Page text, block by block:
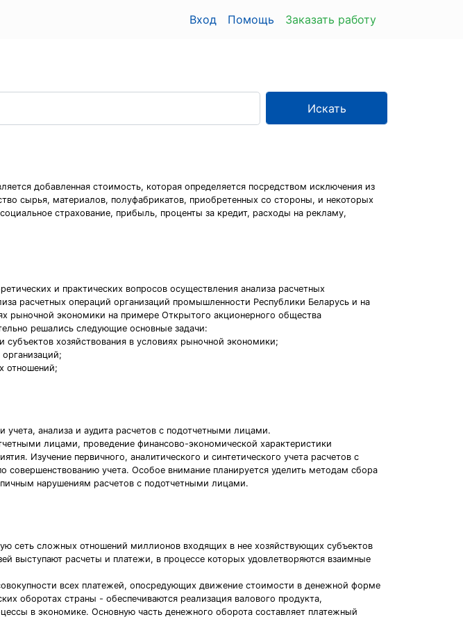
Вход Помощь Заказать работу
Искать
добавленная стоимость, которая определяется посредством исключения из
сырья, материалов, полуфабрикатов, приобретенных со стороны, и некоторых
страхование, прибыль, проценты за кредит, расходы на рекламу,
и практических вопросов осуществления анализа расчетных
расчетных операций организаций промышленности Республики Беларусь и на
рыночной экономики на примере Открытого акционерного общества
решались следующие основные задачи:
субъектов хозяйствования в условиях рыночной экономики;
отношений;
анализа и аудита расчетов с подотчетными лицами.
лицами, проведение финансово-экономической характеристики
Изучение первичного, аналитического и синтетического учета расчетов с
учета. Особое внимание планируется уделить методам сбора
нарушениям расчетов с подотчетными лицами.
сеть сложных отношений миллионов входящих в нее хозяйствующих субъектов
выступают расчеты и платежи, в процессе которых удовлетворяются взаимные
всех платежей, опосредующих движение стоимости в денежной форме
оборотах страны - обеспечиваются реализация валового продукта,
в экономике. Основную часть денежного оборота составляет платежный